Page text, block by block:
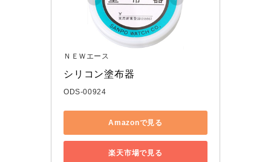
ＮＥＷエース
シリコン塗布器
ODS-00924
Amazonで見る
楽天市場で見る